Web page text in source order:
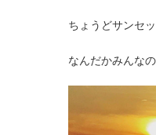
ちょうどサンセッ
なんだかみんな